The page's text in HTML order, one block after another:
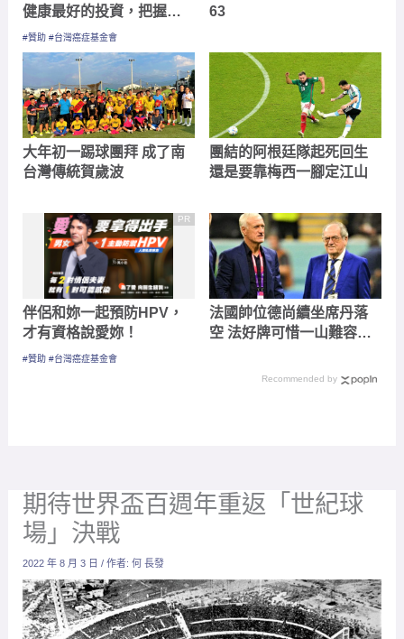
健康最好的投資，把握現
在不嫌晚！
#贊助 #台灣癌症基金會
63
大年初一踢球團拜 成了南
台灣傳統賀歲波
團結的阿根廷隊起死回生
還是要靠梅西一腳定江山
PR
伴侶和妳一起預防HPV，
才有資格說愛妳！
#贊助 #台灣癌症基金會
法國帥位德尚續坐席丹落
空 法好牌可惜一山難容二
Recommended by
期待世界盃百週年重返「世紀球
場」決戰
2022 年 8 月 3 日/ 作者:何 長發